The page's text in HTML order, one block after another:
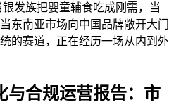
银发族把婴童辅食吃成刚需，当
东南亚市场向中国品牌敞开大门
的赛道，正在经历一场从内到外
与合规运营报告：市